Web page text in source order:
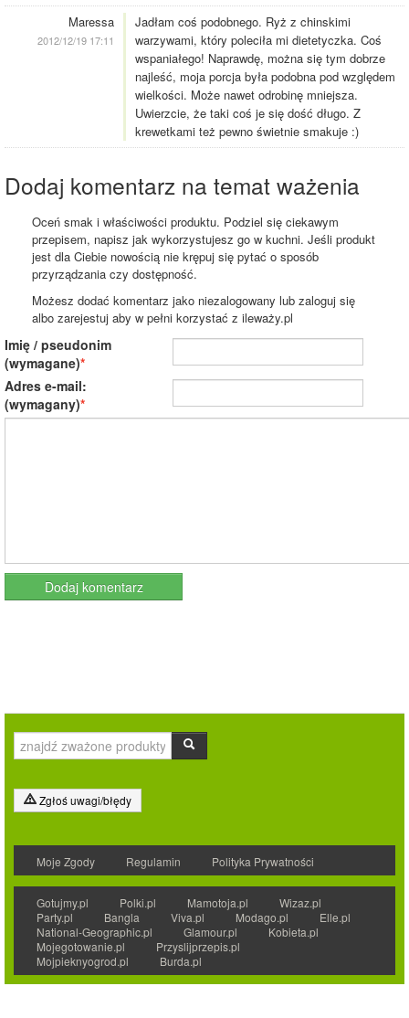
Maressa
2012/12/19 17:11
Jadłam coś podobnego. Ryż z chinskimi
warzywami, który poleciła mi dietetyczka. Coś
wspaniałego! Naprawdę, można się tym dobrze
najleść, moja porcja była podobna pod względem
wielkości. Może nawet odrobinę mniejsza.
Uwierzcie, że taki coś je się dość długo. Z
krewetkami też pewno świetnie smakuje :)
Dodaj komentarz na temat ważenia
Oceń smak i właściwości produktu. Podziel się ciekawym
przepisem, napisz jak wykorzystujesz go w kuchni. Jeśli produkt
jest dla Ciebie nowością nie krępuj się pytać o sposób
przyrządzania czy dostępność.
Możesz dodać komentarz jako niezalogowany lub zaloguj się
albo zarejestuj aby w pełni korzystać z ileważy.pl
Imię / pseudonim
(wymagane)
Adres e-mail:
(wymagany)
Zgłoś uwagi/błędy
Moje Zgody Regulamin Polityka Prywatności
Gotujmy.pl Polki.pl Mamotoja.pl
Wizaz.pl
Party.pl
Bangla Viva.pl Modago.pl
Elle.pl
National-Geographic.pl
Glamour.pl
Kobieta.pl
Mojegotowanie.pl
Przyslijprzepis.pl
Mojpieknyogrod.pl
Burda.pl